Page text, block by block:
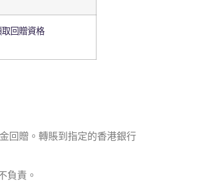
回贈資格
回贈。轉賬到指定的香港銀行
負責。